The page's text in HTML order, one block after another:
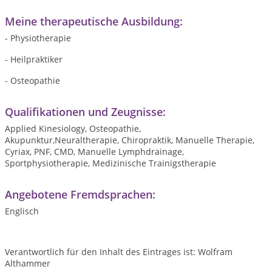
Meine therapeutische Ausbildung:
- Physiotherapie
- Heilpraktiker
- Osteopathie
Qualifikationen und Zeugnisse:
Applied Kinesiology, Osteopathie,
Akupunktur,Neuraltherapie, Chiropraktik, Manuelle Therapie,
Cyriax, PNF, CMD, Manuelle Lymphdrainage,
Sportphysiotherapie, Medizinische Trainigstherapie
Angebotene Fremdsprachen:
Englisch
Verantwortlich für den Inhalt des Eintrages ist: Wolfram
Althammer